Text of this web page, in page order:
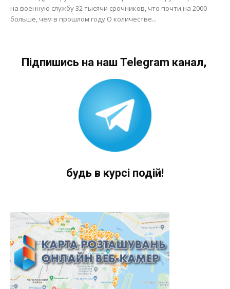
на военную службу 32 тысячи срочников, что почти на 2000
больше, чем в прошлом году.О количестве...
Підпишись на наш Telegram канал,
будь в курсі подій!